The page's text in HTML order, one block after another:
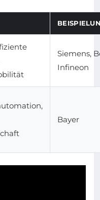
Siemens,
Infineon
Bayer